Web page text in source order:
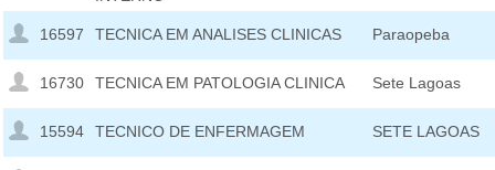
16597 TECNICA EM ANALISES CLINICAS Paraopeba
16730 TECNICA EM PATOLOGIA CLINICA Sete Lagoas
15594 TECNICO DE ENFERMAGEM SETE LAGOAS